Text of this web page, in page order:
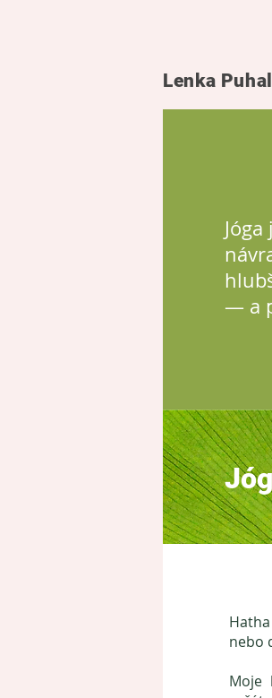
Lenka
— a
nebo
Moje